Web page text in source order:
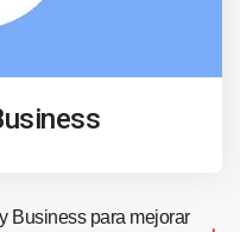
Business para mejorar